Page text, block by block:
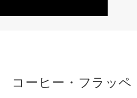
コーヒー・フラッ